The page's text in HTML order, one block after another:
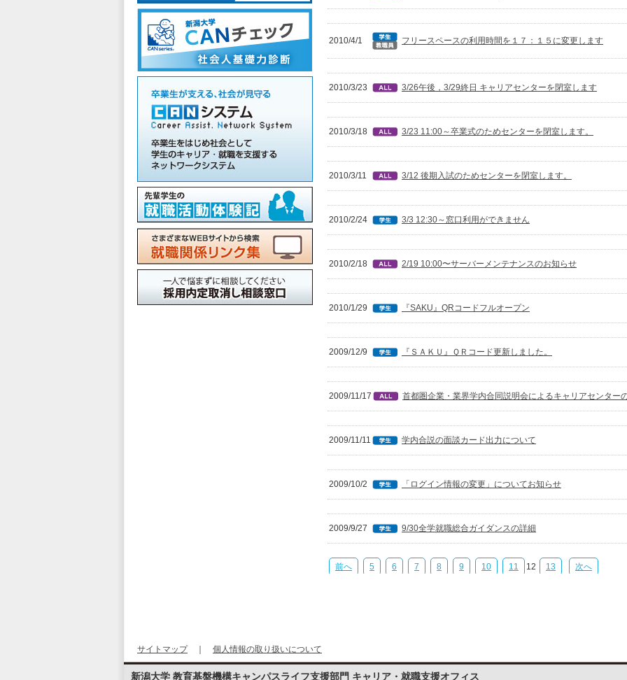
2010/4/1 フリースペースの利用時間を１７：１５に変更します
2010/3/23 3/26午後，3/29終日 キャリアセンターを閉室します
2010/3/18 3/23 11:00～卒業式のためセンターを閉室します。
2010/3/11 3/12 後期入試のためセンターを閉室します。
2010/2/24 3/3 12:30～窓口利用ができません
2010/2/18 2/19 10:00〜サーバーメンテナンスのお知らせ
2010/1/29 『SAKU』QRコードフルオープン
2009/12/9 『ＳＡＫＵ』ＱＲコード更新しました。
2009/11/17 首都圏企業・業界学内合同説明会によるキャリアセンター
2009/11/11 学内合説の面談カード出力について
2009/10/2 「ログイン情報の変更」についてお知らせ
2009/9/27 9/30全学就職総合ガイダンスの詳細
前へ 5 6 7 8 9 10 11 12 13 次へ
サイトマップ｜ 個人情報の取り扱いについて
新潟大学 教育基盤機構キャンパスライフ支援部門 キャリア・就職支援オフィス